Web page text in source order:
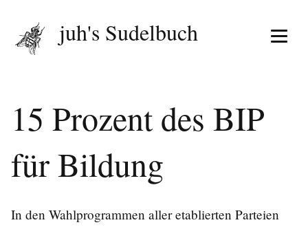
Menü
juh's Sudelbuch
15 Prozent des BIP
für Bildung
In den Wahlprogrammen aller etablierten Parteien